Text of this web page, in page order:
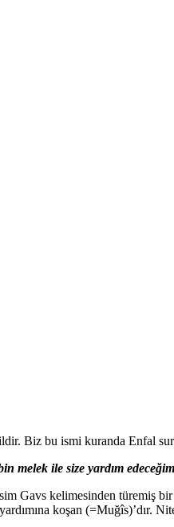
Biz bu ismi kuranda Enfal
melek ile size yardım
kelimesinden türemiş bir
koşan (=Muğîs)’dır.